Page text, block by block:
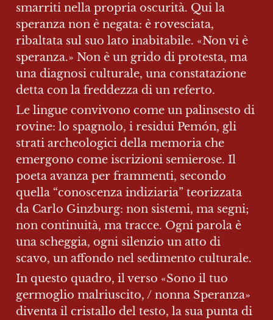
smarriti nella propria oscurità. Qui la
speranza non è negata: è rovesciata,
ribaltata sul suo lato inabitabile. «Non vi è
speranza.» Non è un grido di protesta, ma
una diagnosi culturale, una constatazione
detta con la freddezza di un referto.
Le lingue convivono come un palinsesto di
rovine: lo spagnolo, i residui Pemón, gli
strati archeologici della memoria che
emergono come iscrizioni semierose. Il
poeta avanza per frammenti, secondo
quella “conoscenza indiziaria” teorizzata
da Carlo Ginzburg: non sistemi, ma segni;
non continuità, ma tracce. Ogni parola è
una scheggia, ogni silenzio un atto di
scavo, un affondo nel sedimento culturale.
In questo quadro, il verso «Sono il tuo
germoglio malriuscito, / nonna Speranza»
diventa il cristallo del testo, la sua punta di